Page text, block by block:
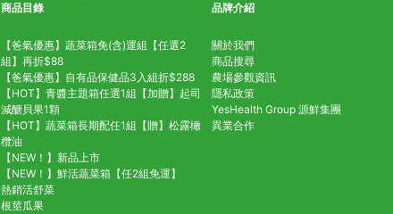
商品目錄
【爸氣優惠】蔬菜箱免(含)運組【任選2
組】再折$88
【爸氣優惠】自有品保健品3入組折$288
【HOT】青醬主題箱任選1組【加贈】起司
減醣貝果1顆
【HOT】蔬菜箱長期配任1組【贈】松露橄
欖油
【NEW！】新品上市
【NEW！】鮮活蔬菜箱【任2組免運】
熱銷活舒菜
根莖瓜果
品牌介紹
關於我們
商品搜尋
農場參觀資訊
隱私政策
YesHealth Group 源鮮集團
異業合作